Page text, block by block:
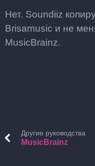
Нет. Soundiiz
Brisamusic и не
MusicBrainz.
Другие руководства
MusicBrainz